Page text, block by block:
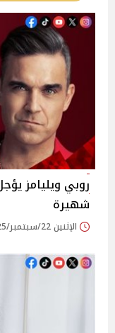
روبي ويليامز
شهيرة
الإثنين 22/سبتمبر/2025 - 01:18 ص